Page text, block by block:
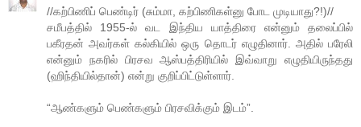
//கற்பிணிப் பெண்டிர் (சும்மா, கற்பிணிகள்னு போட முடியாது?!)//
சமீபத்தில் 1955-ல் வட இந்திய யாத்திரை என்னும் தலைப்பில்
பகீரதன் அவர்கள் கல்கியில் ஒரு தொடர் எழுதினார். அதில் பரேலி
என்னும் நகரில் பிரசவ ஆஸ்பத்திரியில் இவ்வாறு எழுதியிருந்தது
(ஹிந்தியில்தான்) என்று குறிப்பிட்டுள்ளார்.
“ஆண்களும் பெண்களும் பிரசவிக்கும் இடம்”.